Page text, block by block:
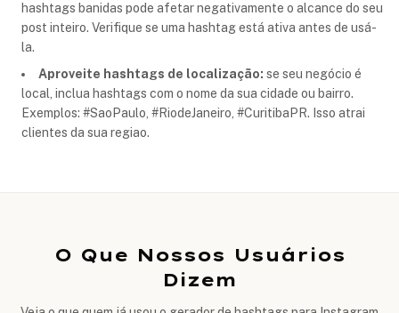
hashtags banidas pode afetar negativamente o alcance do seu
post inteiro. Verifique se uma hashtag está ativa antes de usá-
la.
Aproveite hashtags de localização: se seu negócio é
local, inclua hashtags com o nome da sua cidade ou bairro.
Exemplos: #SaoPaulo, #RiodeJaneiro, #CuritibaPR. Isso atrai
clientes da sua regiao.
O Que Nossos Usuários
Dizem